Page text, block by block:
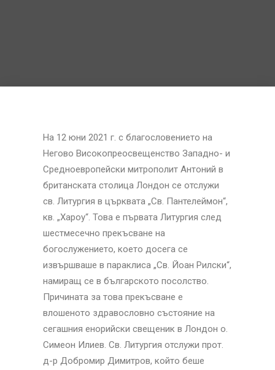
На 12 юни 2021 г. с благословението на
Негово Високопреосвещенство Западно- и
Средноевропейски митрополит Антоний в
британската столица Лондон се отслужи
св. Литургия в църквата „Св. Пантелеймон“,
кв. „Хароу“. Това е първата Литургия след
шестмесечно прекъсване на
богослужението, което досега се
извършваше в параклиса „Св. Йоан Рилски“,
намиращ се в българското посолство.
Причината за това прекъсване е
влошеното здравословно състояние на
сегашния енорийски свещеник в Лондон о.
Симеон Илиев. Св. Литургия отслужи прот.
д-р Добромир Димитров, който беше